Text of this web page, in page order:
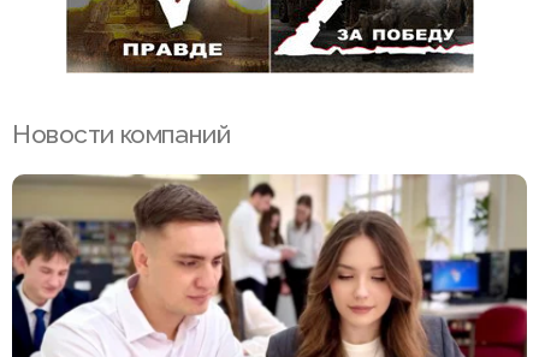
Новости компаний